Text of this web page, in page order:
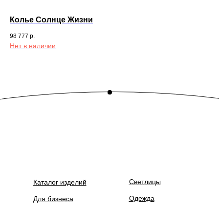
Колье Солнце Жизни
98 777 р.
Нет в наличии
Каталог изделий
Для бизнеса Одежда
Светлицы